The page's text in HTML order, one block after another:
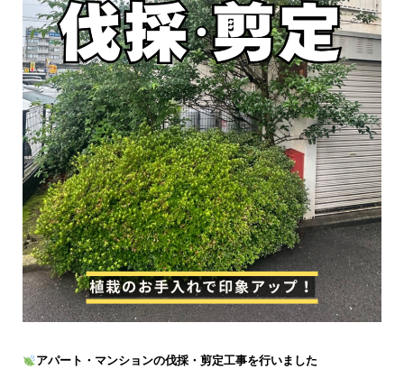
アパート・マンションの伐採・剪定工事を行いました